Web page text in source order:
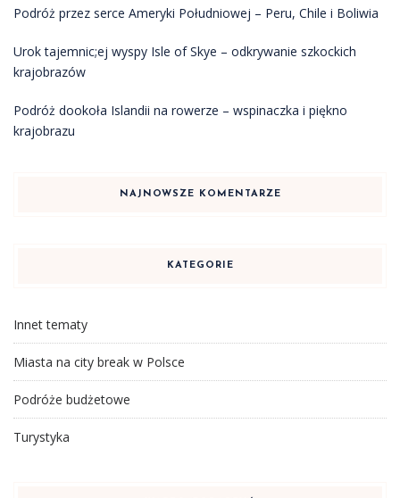
Podróż przez serce Ameryki Południowej – Peru, Chile i Boliwia
Urok tajemnic;ej wyspy Isle of Skye – odkrywanie szkockich
krajobrazów
Podróż dookoła Islandii na rowerze – wspinaczka i piękno
krajobrazu
NAJNOWSZE KOMENTARZE
KATEGORIE
Innet tematy
Miasta na city break w Polsce
Podróże budżetowe
Turystyka